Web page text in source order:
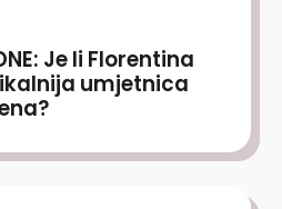
Je li Florentina
umjetnica